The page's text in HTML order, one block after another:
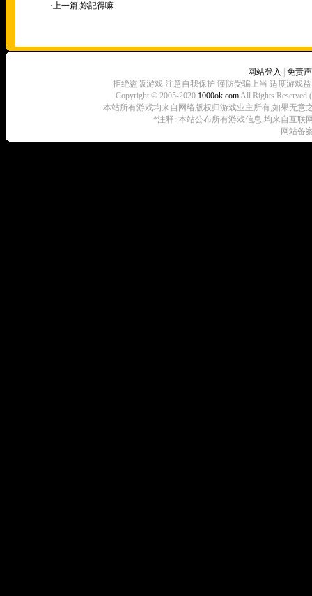
·上一篇;妳記得嘛
网站登入
免责
拒绝盗版游戏 注意自我保护 谨防受骗上当 适度游戏
Copyright © 2005-2020 1000ok.comAll Rights
本站所有游戏均来自网络版权归游戏业主所有,如果无意
*注释: 本站公布所有游戏信息,均来自互联
网站备